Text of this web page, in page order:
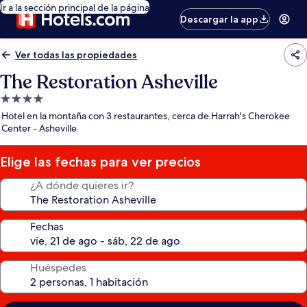
Ir a la sección principal de la página
Descargar la app
Ver todas las propiedades
The Restoration Asheville
Propiedad
de
4.0
estrellas
Hotel en la montaña con 3 restaurantes, cerca de Harrah's Cherokee
Center - Asheville
Elige las fechas para ver precios
¿A dónde quieres ir?
Fechas
Huéspedes